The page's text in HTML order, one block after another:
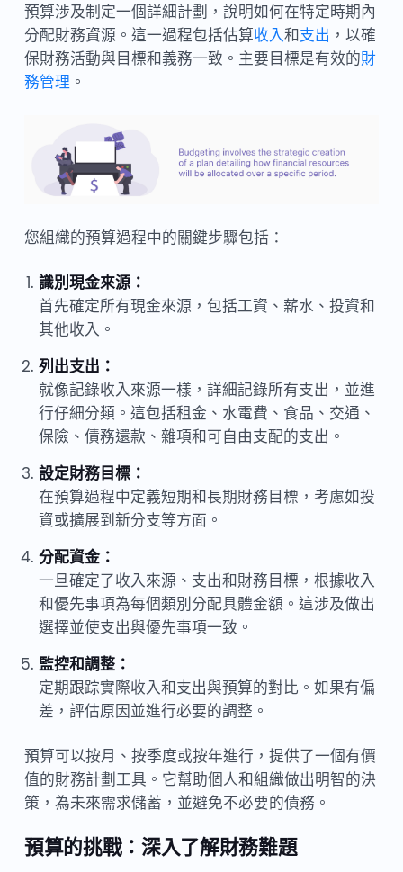
預算涉及制定一個詳細計劃，說明如何在特定時期內
分配財務資源。這一過程包括估算收入和支出 ，以確
保財務活動與目標和義務一致。主要目標是有效的財
務管理。
您組織的預算過程中的關鍵步驟包括：
識別現金來源：
首先確定所有現金來源，包括工資、薪水、投資和
其他收入。
列出支出：
就像記錄收入來源一樣，詳細記錄所有支出，並進
行仔細分類。這包括租金、水電費、食品、交通、
保險、債務還款、雜項和可自由支配的支出。
設定財務目標：
在預算過程中定義短期和長期財務目標，考慮如投
資或擴展到新分支等方面。
分配資金：
一旦確定了收入來源、支出和財務目標，根據收入
和優先事項為每個類別分配具體金額。這涉及做出
選擇並使支出與優先事項一致。
監控和調整：
定期跟踪實際收入和支出與預算的對比。如果有偏
差，評估原因並進行必要的調整。
預算可以按月、按季度或按年進行，提供了一個有價
值的財務計劃工具。它幫助個人和組織做出明智的決
策，為未來需求儲蓄，並避免不必要的債務。
預算的挑戰：深入了解財務難題